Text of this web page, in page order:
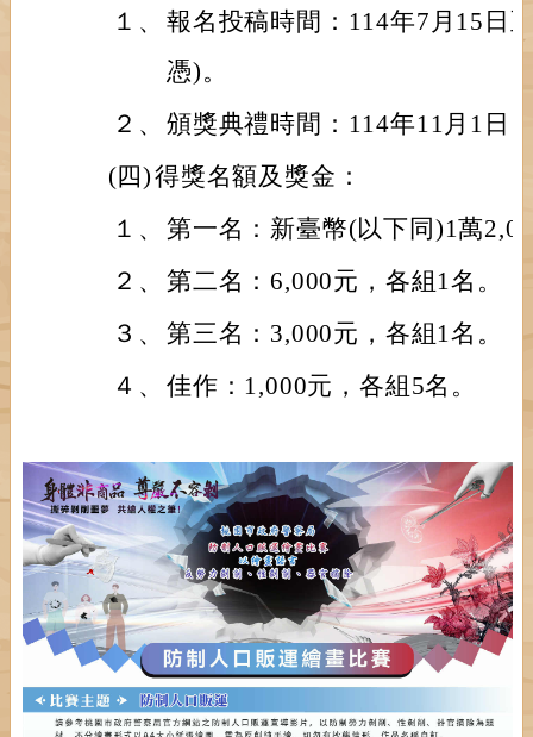
１、 報名投稿時間：114年7月15日
憑)。
２、 頒獎典禮時間：114年11月1日
(四)得獎名額及獎金：
１、 第一名：新臺幣(以下同)1萬
２、 第二名：6,000元，各組1名。
３、 第三名：3,000元，各組1名。
４、 佳作：1,000元，各組5名。